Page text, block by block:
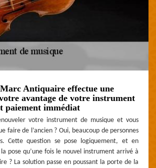
Antiquaire effectue une
avantage de votre instrument
paiement immédiat
votre instrument de musique et vous
faire de l’ancien ? Oui, beaucoup de personnes
Cette question se pose logiquement, et en
pose qu’une fois le nouvel instrument arrivé à
? La solution passe en poussant la porte de la